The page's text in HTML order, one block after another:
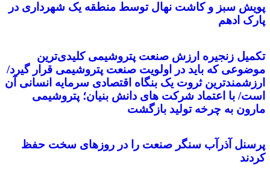
پویش سبز و کاشت نهال توسط منطقه یک شهرداری در
پارک ادهم
تکمیل زنجیره ارزش صنعت پتروشیمی کلیدی‌ترین
موضوعی که باید در اولویت صنعت پتروشیمی قرار گیرد/
ارزشمندترین ثروت یک بنگاه اقتصادی سرمایه انسانی آن
است/ با اعتماد شرکت های دانش بنیان؛ پتروشیمی
مارون به چرخه تولید بازگشت
پرسنل آذرآب سنگر صنعت را در روزهای سخت حفظ
کردند